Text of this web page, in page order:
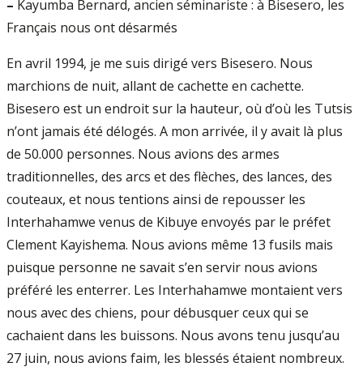
– Kayumba Bernard, ancien séminariste : à Bisesero, les
Français nous ont désarmés
En avril 1994, je me suis dirigé vers Bisesero. Nous
marchions de nuit, allant de cachette en cachette.
Bisesero est un endroit sur la hauteur, où d’où les Tutsis
n’ont jamais été délogés. A mon arrivée, il y avait là plus
de 50.000 personnes. Nous avions des armes
traditionnelles, des arcs et des flèches, des lances, des
couteaux, et nous tentions ainsi de repousser les
Interhahamwe venus de Kibuye envoyés par le préfet
Clement Kayishema. Nous avions même 13 fusils mais
puisque personne ne savait s’en servir nous avions
préféré les enterrer. Les Interhahamwe montaient vers
nous avec des chiens, pour débusquer ceux qui se
cachaient dans les buissons. Nous avons tenu jusqu’au
27 juin, nous avions faim, les blessés étaient nombreux.